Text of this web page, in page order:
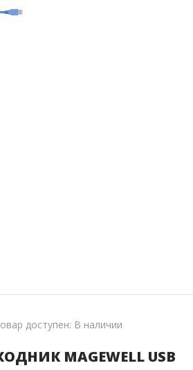
доступен: В наличии
MAGEWELL USB